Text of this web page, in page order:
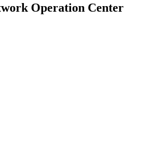
Operation Center